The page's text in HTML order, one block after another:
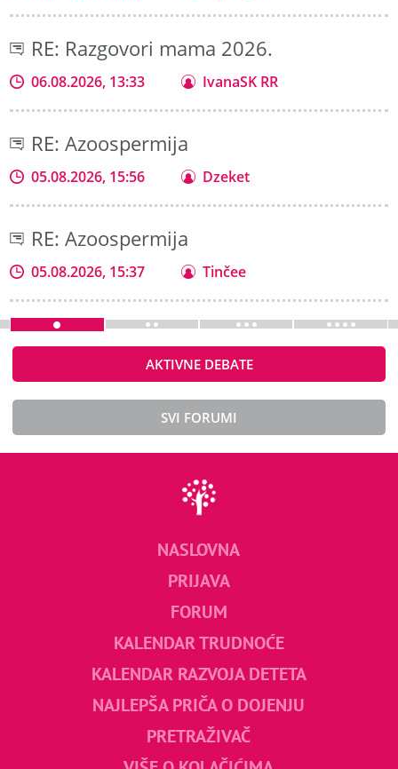
RE: Razgovori mama 2026.
06.08.2026, 13:33 IvanaSK RR
RE: Azoospermija
05.08.2026, 15:56 Dzeket
RE: Azoospermija
05.08.2026, 15:37 Tinčee
AKTIVNE DEBATE
SVI FORUMI
NASLOVNA
PRIJAVA
FORUM
KALENDAR TRUDNOĆE
KALENDAR RAZVOJA DETETA
NAJLEPŠA PRIČA O DOJENJU
PRETRAŽIVAČ